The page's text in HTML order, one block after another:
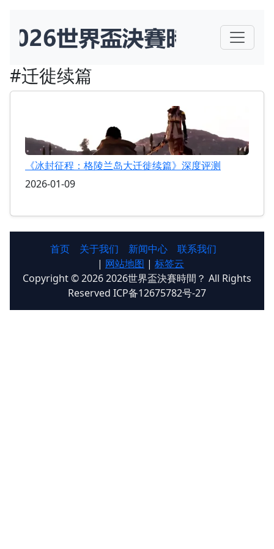
#迁徙续篇
《冰封征程：格陵兰岛大迁徙续篇》深度评测
2026-01-09
首页 关于我们 新闻中心
联系我们
| 网站地图 | 标签云
Copyright © 2026 2026世界盃決賽時間？ All Rights
Reserved ICP备12675782号-27